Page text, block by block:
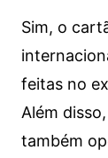
Sim, o
feitas no
Além
também